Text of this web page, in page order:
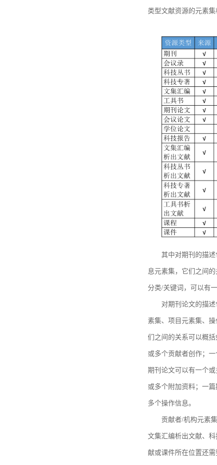
类型文献资源的元素
其中对期刊的描
息元素集，它们之间
分类/关键词，可以有
对期刊论文的描
素集、项目元素集、
们之间的关系可以概
或多个贡献者创作；
期刊论文可以有一个
或多个附加资料；一
多个操作信息。
贡献者/机构元素
文集汇编析出文献、
献或课件所在位置还